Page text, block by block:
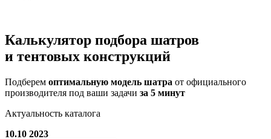
Калькулятор подбора шатров
и тентовых конструкций
Подберем оптимальную модель шатра от официального
производителя под ваши задачи за 5 минут
Актуальность каталога
10.10 2023